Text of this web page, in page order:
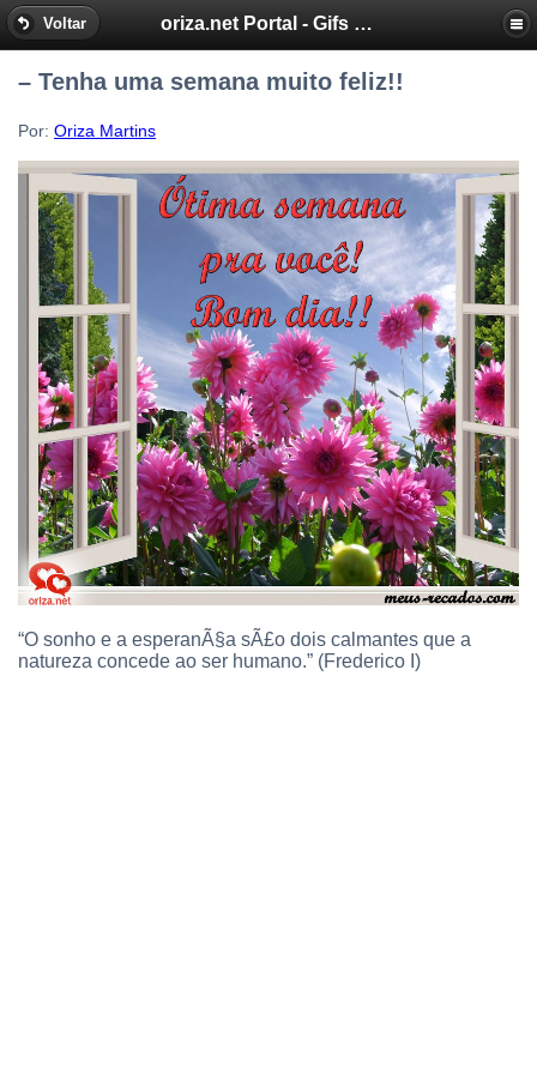
Voltar oriza.net Portal - Gifs by Oriza - Frases, Poemas
– Tenha uma semana muito feliz!!
Por: Oriza Martins
“O sonho e a esperanÃ§a sÃ£o dois calmantes que a
natureza concede ao ser humano.” (Frederico I)